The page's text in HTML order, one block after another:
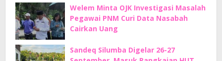
Welem Minta OJK Investigasi Masalah
Pegawai PNM Curi Data Nasabah
Cairkan Uang
Sandeq Silumba Digelar 26-27